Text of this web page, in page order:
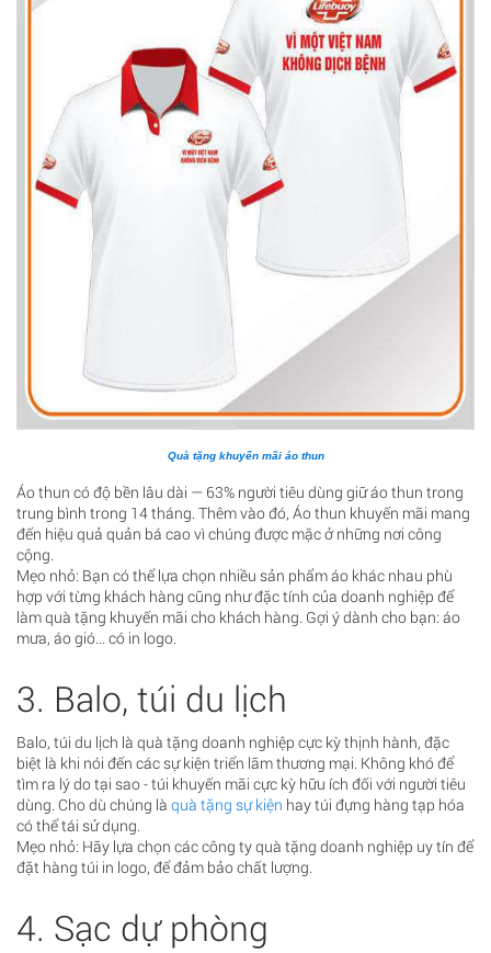
Quà tặng khuyến mãi áo thun
Áo thun có độ bền lâu dài — 63% người tiêu dùng giữ áo thun trong
trung bình trong 14 tháng. Thêm vào đó, Áo thun khuyến mãi mang
đến hiệu quả quản bá cao vì chúng được mặc ở những nơi công
cộng.
Mẹo nhỏ: Bạn có thể lựa chọn nhiều sản phẩm áo khác nhau phù
hợp với từng khách hàng cũng như đặc tính của doanh nghiệp để
làm quà tặng khuyến mãi cho khách hàng. Gợi ý dành cho bạn: áo
mưa, áo gió... có in logo.
3. Balo, túi du lịch
Balo, túi du lịch là quà tặng doanh nghiệp cực kỳ thịnh hành, đặc
biệt là khi nói đến các sự kiện triển lãm thương mại. Không khó để
tìm ra lý do tại sao - túi khuyến mãi cực kỳ hữu ích đối với người tiêu
dùng. Cho dù chúng là quà tặng sự kiện hay túi đựng hàng tạp hóa
có thể tái sử dụng.
Mẹo nhỏ: Hãy lựa chọn các công ty quà tặng doanh nghiệp uy tín để
đặt hàng túi in logo, để đảm bảo chất lượng.
4. Sạc dự phòng